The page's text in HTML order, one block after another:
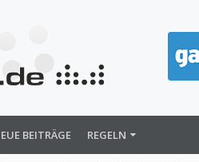
BEITRÄGE REGELN